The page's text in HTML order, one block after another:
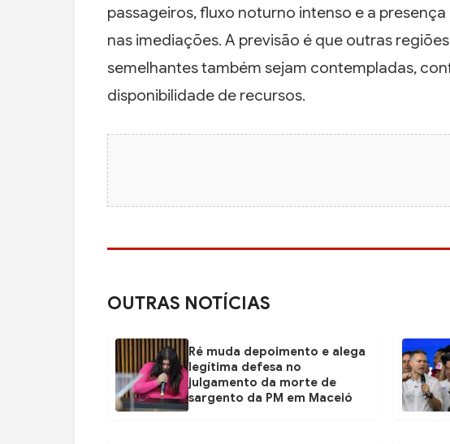
passageiros, fluxo noturno intenso e a
nas imediações. A previsão é que outras
semelhantes também sejam contempladas,
disponibilidade de recursos.
OUTRAS NOTÍCIAS
Ré muda depoimento e alega
legítima defesa no
julgamento da morte de
sargento da PM em Maceió